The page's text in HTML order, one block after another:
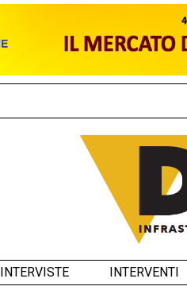
INTERVISTE INTERVENTI